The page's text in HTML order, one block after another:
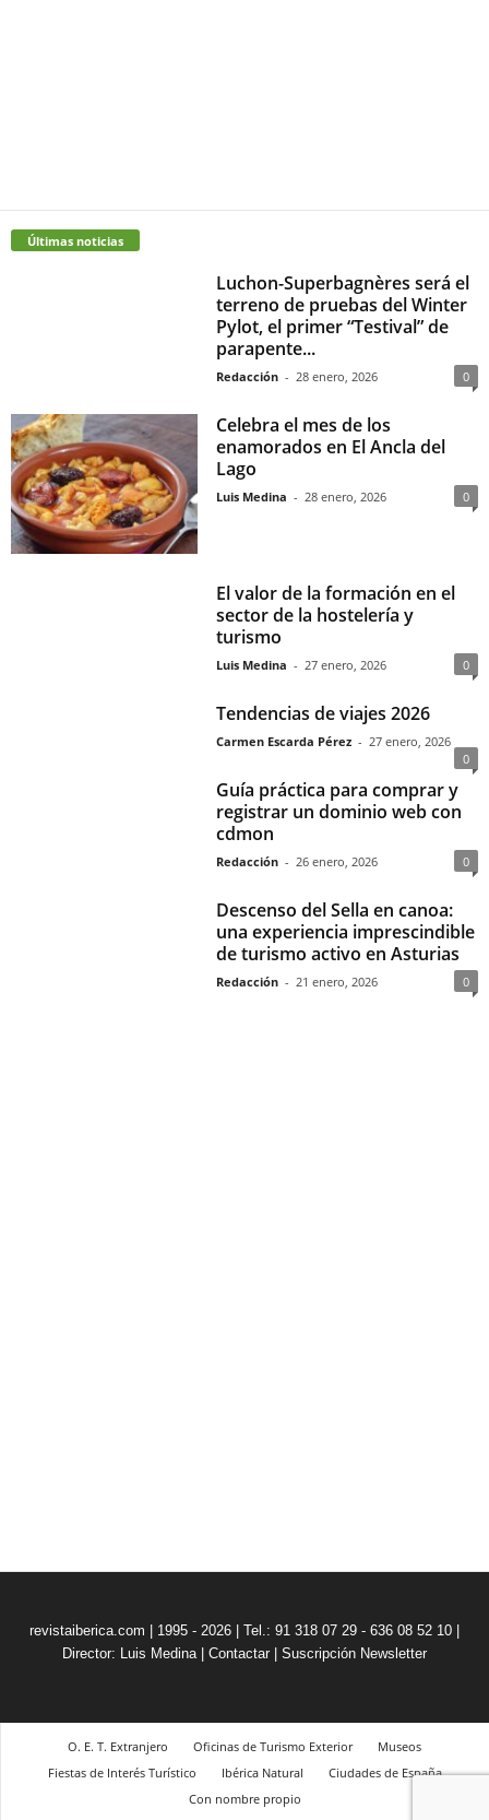
Últimas noticias
Luchon-Superbagnères será el
terreno de pruebas del Winter
Pylot, el primer “Testival” de
parapente...
Redacción - 28 enero, 2026 0
Celebra el mes de los
enamorados en El Ancla del
Lago
Luis Medina - 28 enero, 2026 0
El valor de la formación en el
sector de la hostelería y
turismo
Luis Medina - 27 enero, 2026 0
Tendencias de viajes 2026
Carmen Escarda Pérez - 27 enero, 2026
0
Guía práctica para comprar y
registrar un dominio web con
cdmon
Redacción - 26 enero, 2026 0
Descenso del Sella en canoa:
una experiencia imprescindible
de turismo activo en Asturias
Redacción - 21 enero, 2026 0
revistaiberica.com | 1995 - 2026 | Tel.: 91 318 07 29 - 636 08 52 10 |
Director: Luis Medina| Contactar Suscripción Newsletter
O. E. T. Extranjero Oficinas de Turismo Exterior
Museos
Fiestas de Interés Turístico
Ibérica Natural
Ciudades de España
Con nombre propio